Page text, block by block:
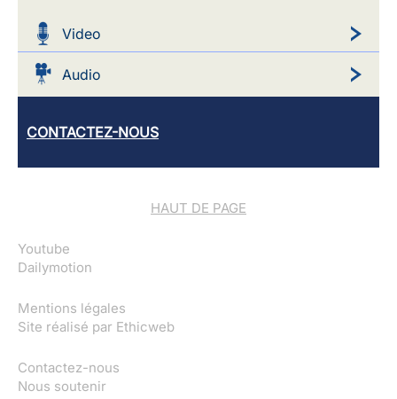
Video
Audio
CONTACTEZ-NOUS
HAUT DE PAGE
Youtube
Dailymotion
Mentions légales
Site réalisé par Ethicweb
Contactez-nous
Nous soutenir